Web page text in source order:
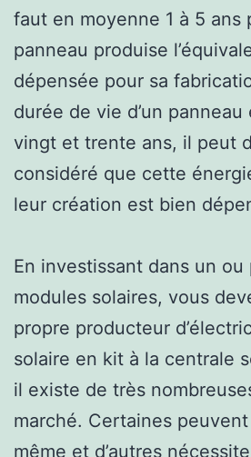
faut en moyenne 1 à 5 ans
panneau produise
dépensée pour sa
durée de vie d’un
vingt et trente ans, il peut
considéré que cette
leur création est bien
En investissant dans un ou
modules solaires, vous
propre producteur
solaire en kit à la centrale
il existe de très
marché. Certaines
même et d’autres